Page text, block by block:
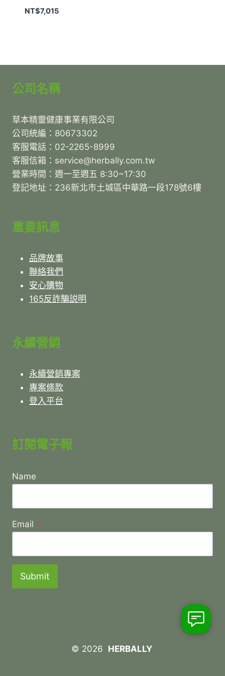
NT$7,015
公司名稱
草本精靈健康事業有限公司
公司統編：80673302
客服電話：02-2265-8999
客服信箱：service@herbally.com.tw
營業時間：週一至週五 8:30~17:30
登記地址：236新北市土城區中華路一段178號6樓
重要訊息
品牌故事
聯絡我們
安心購物
165反詐騙説明
永續營銷
永續營銷專案
專案條款
登入平台
訂閱電子報
Name
Email *
Submit
© 2026 HERBALLY